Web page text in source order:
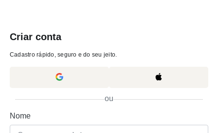
Criar conta
Cadastro rápido, seguro e do seu jeito.
ou
Nome